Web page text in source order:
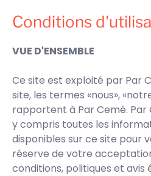
Conditions
VUE D'ENSEMBLE
Ce site est exploité par Par
site, les termes «nous»,
rapportent à Par Cemé.
y compris toutes les
disponibles sur ce site pour
réserve de votre
conditions, politiques et avis